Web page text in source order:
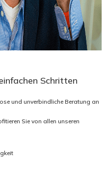
Schritten
und unverbindliche Beratung an
Sie von allen unseren